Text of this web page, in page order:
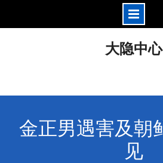
大隐中心
金正男遇害及朝
见